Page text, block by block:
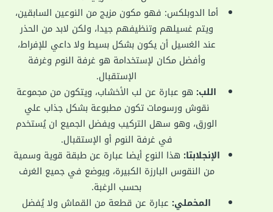
أما الدوبلكس: فهو مكون مزيج من النوعين السابقين،
ويتم غسيلهم وتنظيفهم جيدا، ولكن لابد من الحذر
عند الغسيل أن يكون بشكل بسيط ولا داعي للإفراط،
وأفضل مكان لإستخدامة هو غرفة النوم وغرفة
الإستقبال.
اللب: هو عبارة عن لب الأخشاب، ويتكون من مجموعة
نقوش ورسومات تكون مطبوعة بشكل جذاب علي
الورق، وهو سهل التركيب ويفضل الجميع ان يُستخدم
في غرفة النوم أو الإستقبال.
الإنجلابتا: هذا النوع أيضا عبارة عن طبقة قوية وسمية
من النقوس البارزة الكبيرة، ويوضع في جميع الغرف
بحسب الرغبة.
المخملي: عبارة عن قطعة من القماش ولا يُفضل